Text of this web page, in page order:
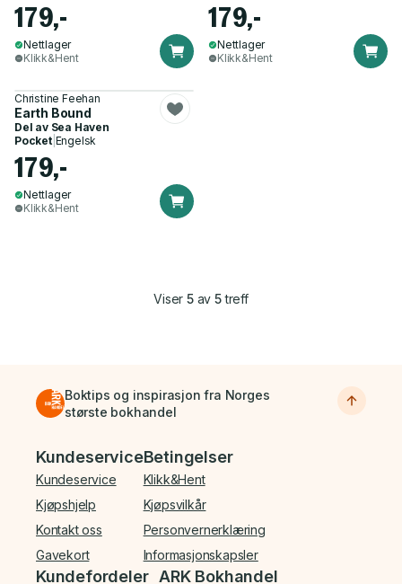
179,-
Nettlager
Klikk&Hent
179,-
Nettlager
Klikk&Hent
Christine Feehan
Earth Bound
Del av Sea Haven
Pocket| Engelsk
179,-
Nettlager
Klikk&Hent
Viser5av 5treff
Boktips og inspirasjon fra Norges
største bokhandel
Bunnmeny
Kundeservice
Kundeservice
Kjøpshjelp
Kontakt oss
Gavekort
Betingelser
Klikk&Hent
Kjøpsvilkår
Personvernerklæring
Informasjonskapsler
Kundefordeler ARK Bokhandel